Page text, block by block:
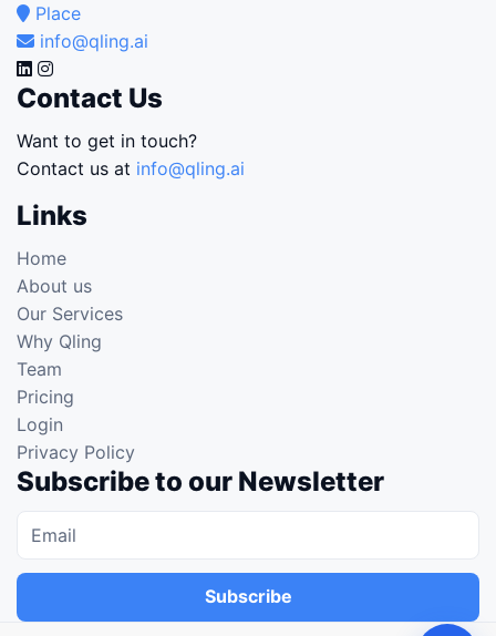
Place
info@qling.ai
Contact Us
Want to get in touch?
Contact us at info@qling.ai
Links
Home
About us
Our Services
Why Qling
Team
Pricing
Login
Privacy Policy
Subscribe to our Newsletter
Subscribe